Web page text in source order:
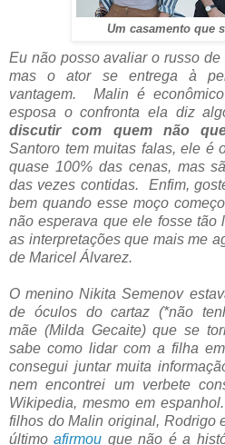
Um casamento que
Eu não posso avaliar o russo
mas o ator se entrega à
vantagem. Malin é
esposa o confronta ela diz
discutir com quem não
Santoro tem muitas falas, ele é
quase 100% das cenas, mas
das vezes contidas. Enfim,
bem quando esse moço
não esperava que ele fosse
as interpretações que mais me
de Maricel Álvarez.
O meninoNikita Semenov
de óculos do cartaz (*não
mãe (Milda Gecaite)que se
sabe como lidar com a filha
consegui juntar muita
nem encontrei um verbete
Wikipedia, mesmo em
filhos do Malin original, Rodrigo
últimoafirmou que não é a